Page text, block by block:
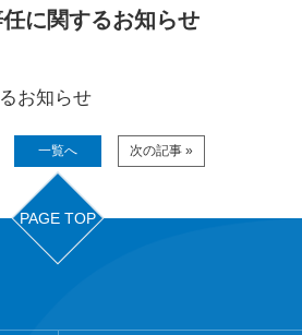
に関するお知らせ
お知らせ
一覧へ 次の記事 »
PAGE TOP